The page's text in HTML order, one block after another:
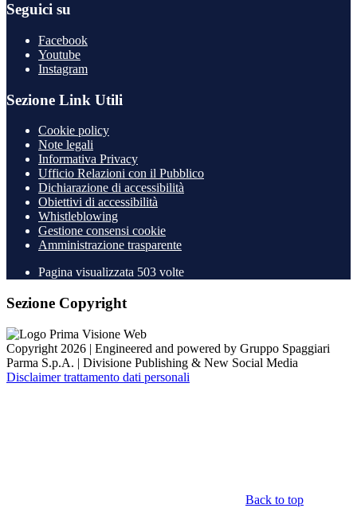
Seguici su
Facebook
Youtube
Instagram
Sezione Link Utili
Cookie policy
Note legali
Informativa Privacy
Ufficio Relazioni con il Pubblico
Dichiarazione di accessibilità
Obiettivi di accessibilità
Whistleblowing
Gestione consensi cookie
Amministrazione trasparente
Pagina visualizzata 503 volte
Sezione Copyright
Copyright 2026 | Engineered and powered by Gruppo Spaggiari
Parma S.p.A. | Divisione Publishing & New Social Media
Disclaimer trattamento dati personali
Back to top